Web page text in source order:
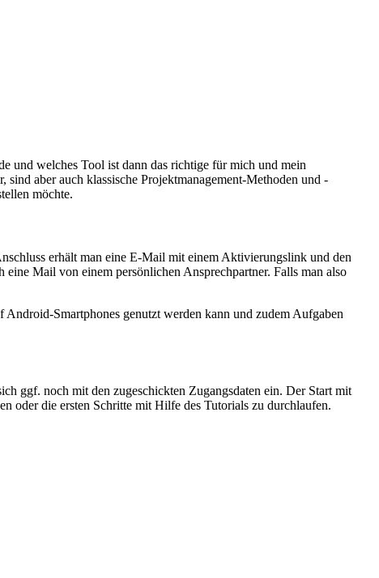
und welches Tool ist dann das richtige für mich und mein
aber auch klassische Projektmanagement-Methoden und -
möchte.
erhält man eine E-Mail mit einem Aktivierungslink und den
Mail von einem persönlichen Ansprechpartner. Falls man also
Smartphones genutzt werden kann und zudem Aufgaben
ggf. noch mit den zugeschickten Zugangsdaten ein. Der Start mit
oder die ersten Schritte mit Hilfe des Tutorials zu durchlaufen.